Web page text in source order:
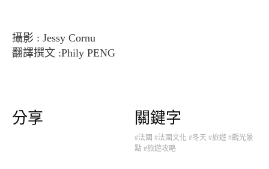
攝影 : Jessy Cornu
翻譯撰文 :Phily PENG
分享 關鍵字
#法國 #法國文化 #冬天 #旅遊 #觀光景
點 #旅遊攻略